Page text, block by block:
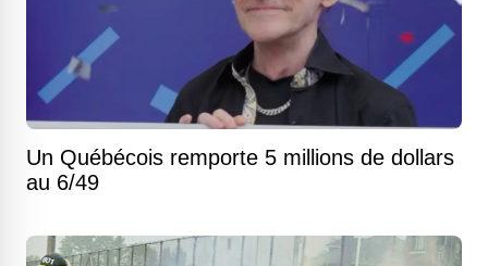
Un Québécois remporte 5 millions de dollars
au 6/49